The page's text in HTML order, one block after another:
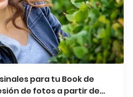
para tu Book de
de fotos a partir de